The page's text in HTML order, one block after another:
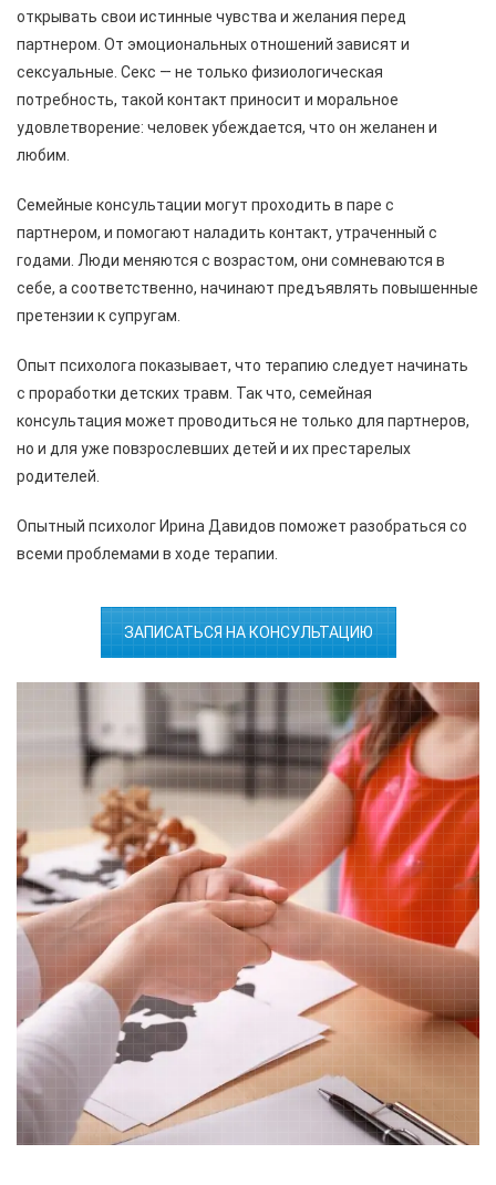
открывать свои истинные чувства и желания перед
партнером. От эмоциональных отношений зависят и
сексуальные. Секс — не только физиологическая
потребность, такой контакт приносит и моральное
удовлетворение: человек убеждается, что он желанен и
любим.
Семейные консультации могут проходить в паре с
партнером, и помогают наладить контакт, утраченный с
годами. Люди меняются с возрастом, они сомневаются в
себе, а соответственно, начинают предъявлять повышенные
претензии к супругам.
Опыт психолога показывает, что терапию следует начинать
с проработки детских травм. Так что, семейная
консультация может проводиться не только для партнеров,
но и для уже повзрослевших детей и их престарелых
родителей.
Опытный психолог Ирина Давидов поможет разобраться со
всеми проблемами в ходе терапии.
ЗАПИСАТЬСЯ НА КОНСУЛЬТАЦИЮ